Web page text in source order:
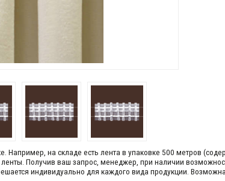
Например, на складе​ есть лента в упаковке 500 метров
Получив ваш запрос,​ менеджер, при наличии
индивидуально для каждого вида продукции.​